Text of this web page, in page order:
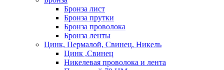
Бронза лист
Бронза прутки
Бронза проволока
Бронза ленты
Цинк, Пермалой, Свинец, Никель
Цинк ,Свинец
Никелевая проволока и лента